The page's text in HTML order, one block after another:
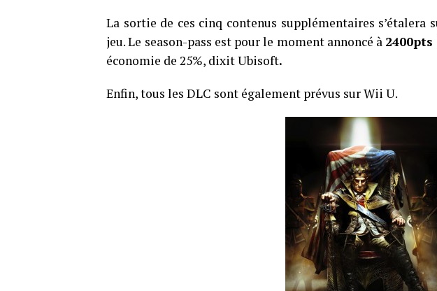
La sortie de ces cinq contenus supplémentaires
jeu. Le season-pass est pour le moment annoncé à 2400pts
économie de 25%, dixit Ubisoft.
Enfin, tous les DLC sont également prévus sur Wii U.